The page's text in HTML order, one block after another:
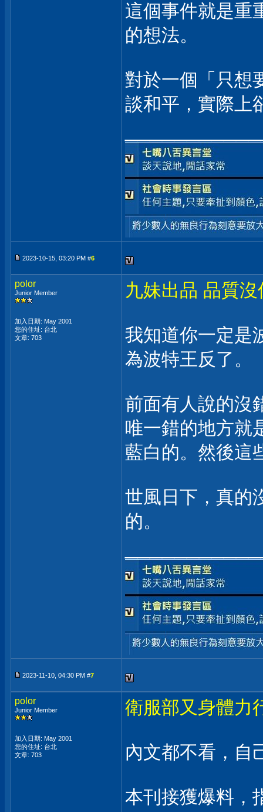
這個事件就是重
的想法。
對於一個「只想
談和平，實際上
2023-10-15, 03:20 PM #6
polor
Junior Member
加入日期: May 2001
您的住址: 台北
文章: 703
九妹出品 品質沒
我知道你一定是
為波特王反了。
前面有人說的沒
唯一錯的地方就
藍白的。然後這
世風日下，真的
的。
2023-11-10, 04:30 PM #7
polor
Junior Member
加入日期: May 2001
您的住址: 台北
文章: 703
衛服部又身體力
內文都不看，自
本刊接獲爆料，